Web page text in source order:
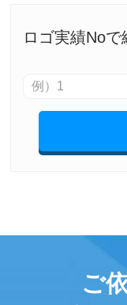
ロゴ実績Noで
ご